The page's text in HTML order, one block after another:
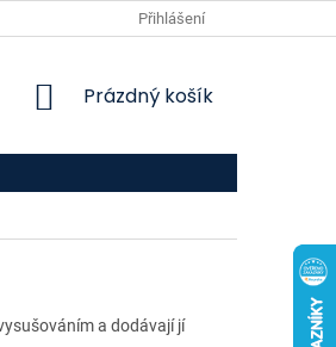
Přihlášení
NÁKUPNÍ
Prázdný košík
a dodávají jí